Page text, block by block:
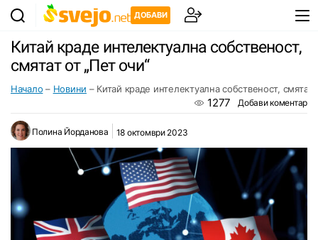
ДОБАВИ
Китай краде интелектуална собственост,
смятат от „Пет очи“
Начало – Новини – Китай краде интелектуална собственост, смятат
1277 Добави коментар
Полина Йорданова 18 октомври 2023